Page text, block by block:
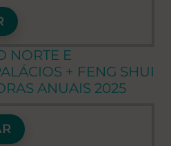
NORTE E
+ FENG SHUI
ANUAIS 2025